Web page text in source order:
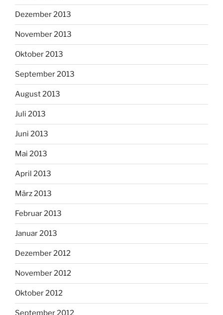
Dezember 2013
November 2013
Oktober 2013
September 2013
August 2013
Juli 2013
Juni 2013
Mai 2013
April 2013
März 2013
Februar 2013
Januar 2013
Dezember 2012
November 2012
Oktober 2012
September 2012